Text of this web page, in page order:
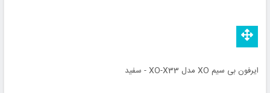
ایرفون بی سیم XO مدل XO-X33 - سفید